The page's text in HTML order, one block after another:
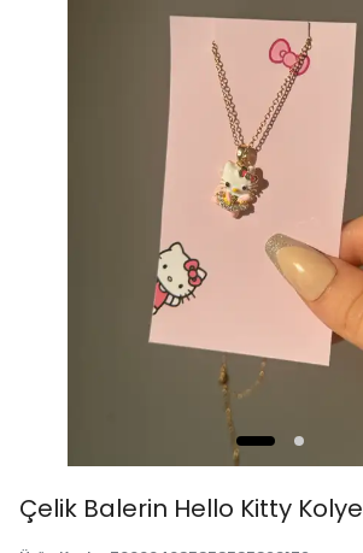
Çelik Balerin Hello Kitty Kolye